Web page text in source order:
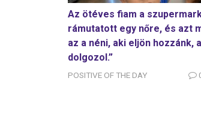
Az ötéves fiam a
rámutatott egy nőre, és azt
az a néni, aki eljön hozzánk,
dolgozol.”
POSITIVE OF THE DAY